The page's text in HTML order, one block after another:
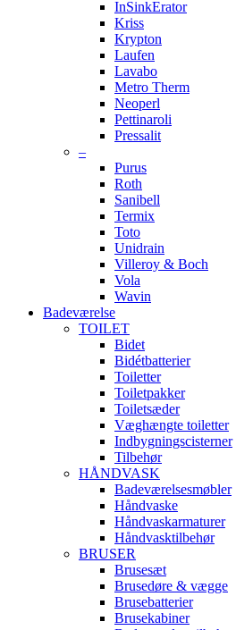
InSinkErator
Kriss
Krypton
Laufen
Lavabo
Metro Therm
Neoperl
Pettinaroli
Pressalit
–
Purus
Roth
Sanibell
Termix
Toto
Unidrain
Villeroy & Boch
Vola
Wavin
Badeværelse
TOILET
Bidet
Bidétbatterier
Toiletter
Toiletpakker
Toiletsæder
Væghængte toiletter
Indbygningscisterner
Tilbehør
HÅNDVASK
Badeværelsesmøbler
Håndvaske
Håndvaskarmaturer
Håndvasktilbehør
BRUSER
Brusesæt
Brusedøre & vægge
Brusebatterier
Brusekabiner